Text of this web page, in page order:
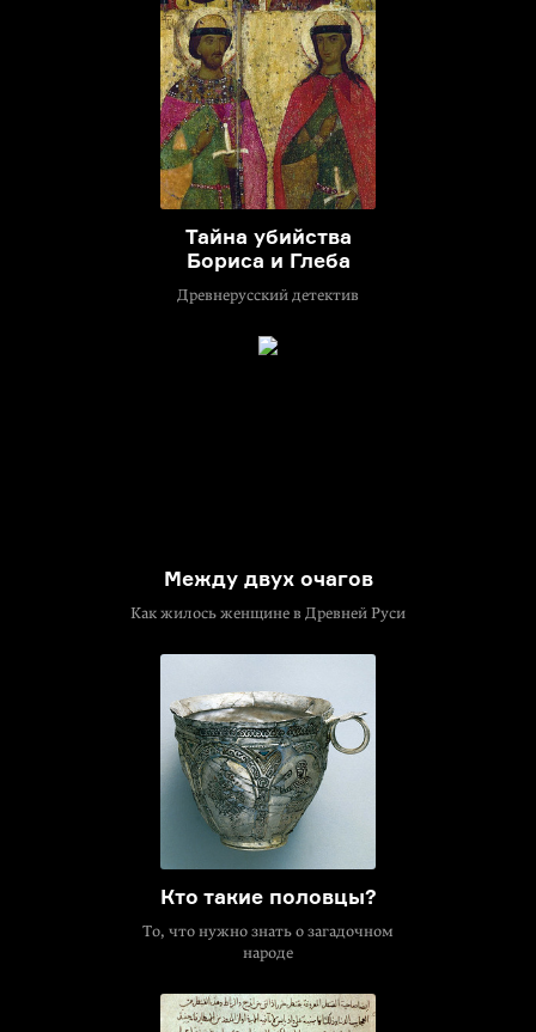
Тайна убийства
Бориса и Глеба
Древнерусский детектив
Между двух очагов
Как жилось женщине в Древней Руси
Кто такие половцы?
То, что нужно знать о загадочном
народе